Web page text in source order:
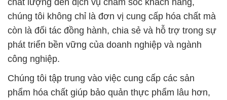
chất lượng đến dịch vụ chăm sóc khách hàng,
chúng tôi không chỉ là đơn vị cung cấp hóa chất mà
còn là đối tác đồng hành, chia sẻ và hỗ trợ trong sự
phát triển bền vững của doanh nghiệp và ngành
công nghiệp.
Chúng tôi tập trung vào việc cung cấp các sản
phẩm hóa chất giúp bảo quản thực phẩm lâu hơn,